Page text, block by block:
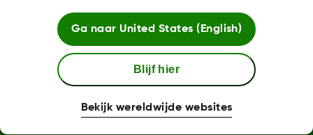
Over Dexcom
Meer informatie
Ga naar United States (English)
Blijf hier
Bekijk wereldwijde websites